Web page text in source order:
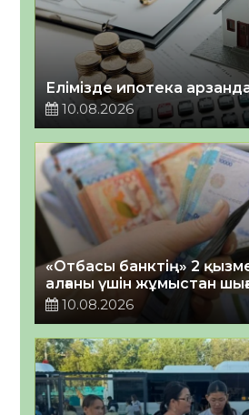
Елімізде ипотека
10.08.2026
«Отбасы банктің» 2
алғаны үшін жұмыстан
10.08.2026